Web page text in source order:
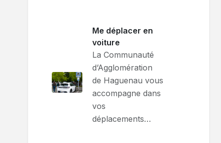
Me déplacer en
voiture
La Communauté
d’Agglomération
de Haguenau vous
accompagne dans
vos
déplacements…